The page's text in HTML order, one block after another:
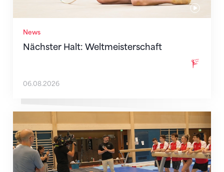
News
Nächster Halt: Weltmeisterschaft
06.08.2026
Mit klaren Zielen nach Zagreb